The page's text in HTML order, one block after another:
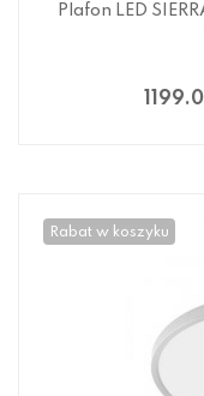
Plafon LED
Rabat w koszyku